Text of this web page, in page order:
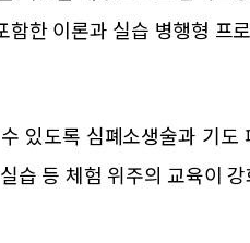
한 이론과 실습 병행형 프
있도록 심폐소생술과 기도
등 체험 위주의 교육이 강